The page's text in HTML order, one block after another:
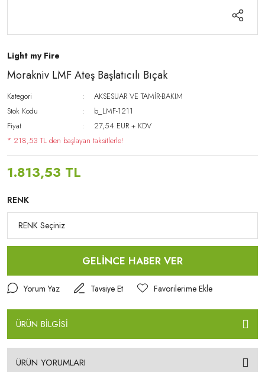
Light my Fire
Morakniv LMF Ateş Başlatıcılı Bıçak
Kategori
AKSESUAR VE TAMİR-BAKIM
Stok Kodu
b_LMF-1211
Fiyat
27,54 EUR + KDV
* 218,53 TL den başlayan taksitlerle!
1.813,53 TL
RENK
GELİNCE HABER VER
Yorum Yaz Tavsiye Et
ÜRÜN BİLGİSİ
ÜRÜN YORUMLARI